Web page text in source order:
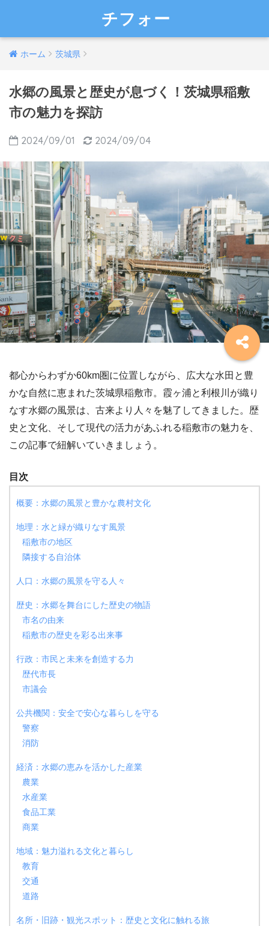
チフォー
ホーム 茨城県
水郷の風景と歴史が息づく！茨城県稲敷
市の魅力を探訪
2024/09/01 2024/09/04
都心からわずか60km圏に位置しながら、広大な水田と豊
かな自然に恵まれた茨城県稲敷市。霞ヶ浦と利根川が織り
なす水郷の風景は、古来より人々を魅了してきました。歴
史と文化、そして現代の活力があふれる稲敷市の魅力を、
この記事で紐解いていきましょう。
目次
概要：水郷の風景と豊かな農村文化
地理：水と緑が織りなす風景
稲敷市の地区
隣接する自治体
人口：水郷の風景を守る人々
歴史：水郷を舞台にした歴史の物語
市名の由来
稲敷市の歴史を彩る出来事
行政：市民と未来を創造する力
歴代市長
市議会
公共機関：安全で安心な暮らしを守る
警察
消防
経済：水郷の恵みを活かした産業
農業
水産業
食品工業
商業
地域：魅力溢れる文化と暮らし
教育
交通
道路
名所・旧跡・観光スポット：歴史と文化に触れる旅